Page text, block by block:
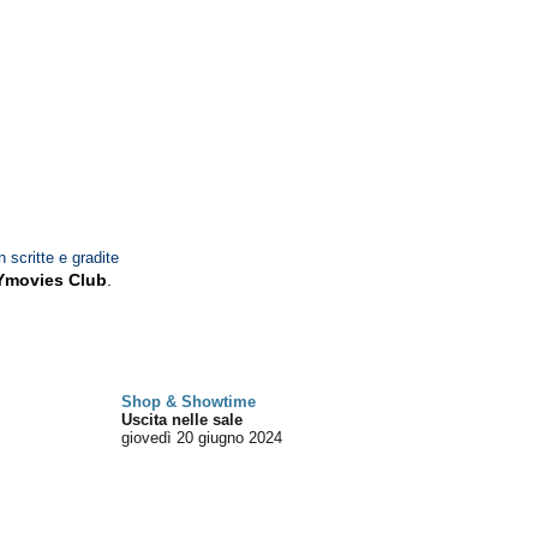
scritte e gradite
Club
Shop & Showtime
Uscita nelle sale
giovedì 20 giugno 2024